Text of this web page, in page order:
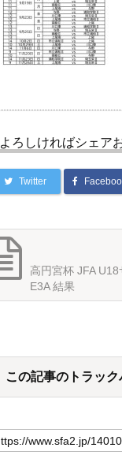
よろしければシェア
Twitter
高円宮杯 JFA
E3A 結果
この記事のトラッ